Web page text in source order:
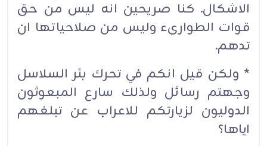
الاشكال. كنا صريحين انه ليس من حق
قوات الطوارىء وليس من صلاحياتها ان
تدهم.
* ولكن قيل انكم في تحرك بئر السلاسل
وجهتم رسائل ولذلك سارع المبعوثون
الدوليون لزيارتكم للاعراب عن تبلغهم
اياها؟